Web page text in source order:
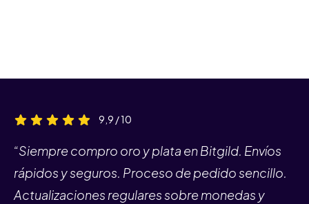
9,9 / 10
“Siempre compro oro y plata en Bitgild. Envíos
rápidos y seguros. Proceso de pedido sencillo.
Actualizaciones regulares sobre monedas y